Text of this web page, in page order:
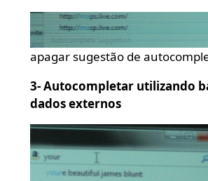
apagar sugestão de
3- Autocompletar utilizando
dados externos